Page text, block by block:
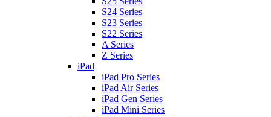
S24 Series
S23 Series
S22 Series
A Series
Z Series
iPad
iPad Pro Series
iPad Air Series
iPad Gen Series
iPad Mini Series